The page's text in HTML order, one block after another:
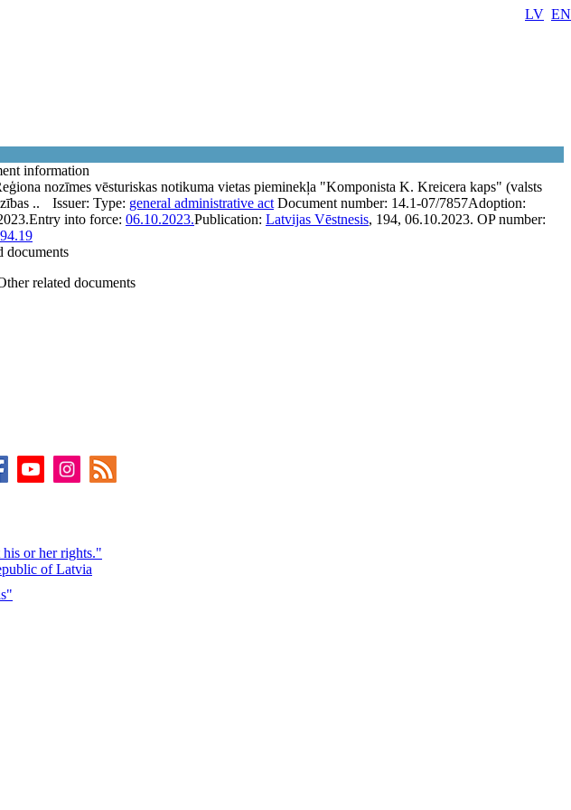
LV EN
information
nozīmes vēsturiskas notikuma vietas pieminekļa "Komponista K. Kreicera kaps" (valsts
..
Issuer: Type: general administrative act Document number: 14.1-07/7857Adoption:
Entry into force: 06.10.2023.Publication: Latvijas Vēstnesis, 194, 06.10.2023. OP number:
documents
related documents
or her rights."
of Latvia